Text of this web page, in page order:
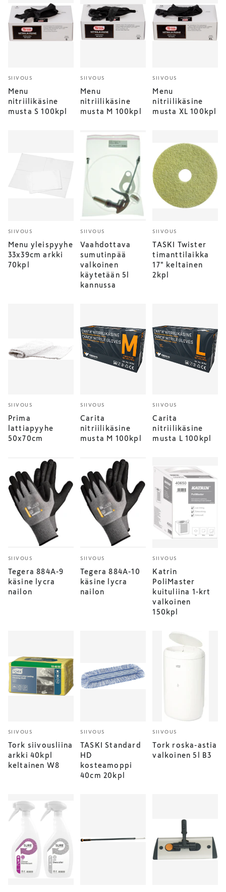
SIIVOUS
Menu
nitriilikäsine
musta S 100kpl
SIIVOUS
Menu
nitriilikäsine
musta M 100kpl
SIIVOUS
Menu
nitriilikäsine
musta XL 100kpl
SIIVOUS
Menu yleispyyhe
33x39cm arkki
70kpl
SIIVOUS
Vaahdottava
sumutinpää
valkoinen
käytetään 5l
kannussa
SIIVOUS
TASKI Twister
timanttilaikka
17" keltainen
2kpl
SIIVOUS
Prima
lattiapyyhe
50x70cm
SIIVOUS
Carita
nitriilikäsine
musta M 100kpl
SIIVOUS
Carita
nitriilikäsine
musta L 100kpl
SIIVOUS
Tegera 884A-9
käsine lycra
nailon
SIIVOUS
Tegera 884A-10
käsine lycra
nailon
SIIVOUS
Katrin
PoliMaster
kuituliina 1-krt
valkoinen
150kpl
SIIVOUS
Tork siivousliina
arkki 40kpl
keltainen W8
SIIVOUS
TASKI Standard
HD
kosteamoppi
40cm 20kpl
SIIVOUS
Tork roska-astia
valkoinen 5l B3